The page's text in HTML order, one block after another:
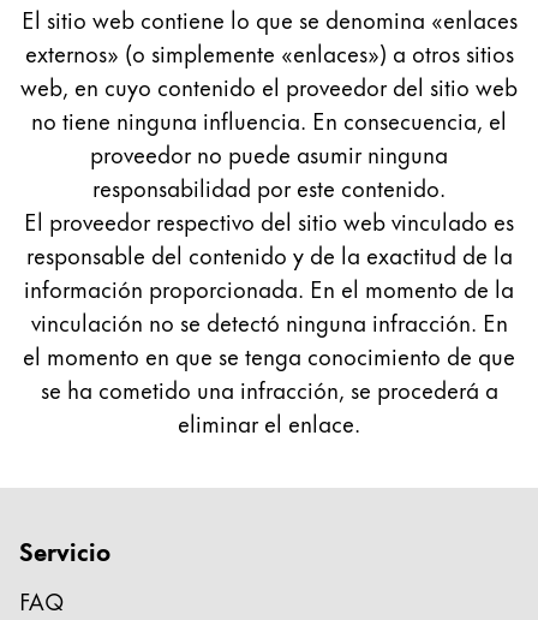
China
中文
South Korea
New Zealand
English
Philippines
English
Singapore
中文
Thailand
El sitio web contiene lo que se denomina «enlaces
externos» (o simplemente «enlaces») a otros sitios
web, en cuyo contenido el proveedor del sitio web
no tiene ninguna influencia. En consecuencia, el
proveedor no puede asumir ninguna
responsabilidad por este contenido.
El proveedor respectivo del sitio web vinculado es
responsable del contenido y de la exactitud de la
información proporcionada. En el momento de la
vinculación no se detectó ninguna infracción. En
el momento en que se tenga conocimiento de que
se ha cometido una infracción, se procederá a
eliminar el enlace.
Servicio
FAQ